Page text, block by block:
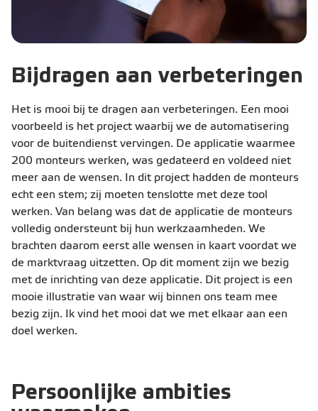
Bijdragen aan verbeteringen
Het is mooi bij te dragen aan verbeteringen. Een mooi
voorbeeld is het project waarbij we de automatisering
voor de buitendienst vervingen. De applicatie waarmee
200 monteurs werken, was gedateerd en voldeed niet
meer aan de wensen. In dit project hadden de monteurs
echt een stem; zij moeten tenslotte met deze tool
werken. Van belang was dat de applicatie de monteurs
volledig ondersteunt bij hun werkzaamheden. We
brachten daarom eerst alle wensen in kaart voordat we
de marktvraag uitzetten. Op dit moment zijn we bezig
met de inrichting van deze applicatie. Dit project is een
mooie illustratie van waar wij binnen ons team mee
bezig zijn. Ik vind het mooi dat we met elkaar aan een
doel werken.
Persoonlijke ambities